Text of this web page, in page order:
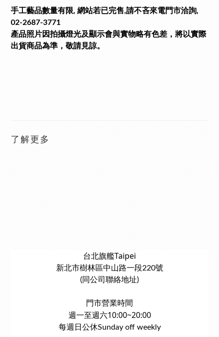
手工藝品數量有限, 網站若已完售,請不吝來電門市洽詢,
02-2687-3771
產品照片因拍攝燈光及顯示會與實物略有色差，將以實際
出貨商品為準，敬請見諒。
了解更多
台北旗艦Taipei
新北市樹林區中山路一段220號
(同公司聯絡地址)
門市營業時間
週一至週六10:00~20:00
每週日公休Sunday off weekly